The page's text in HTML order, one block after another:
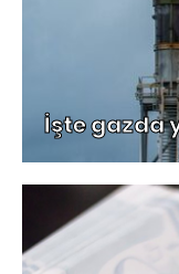
İşte gazda